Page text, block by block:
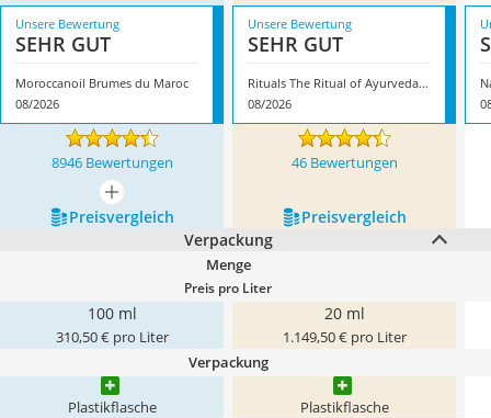
Unsere Bewertung
SEHR GUT
Moroccanoil Brumes du Maroc
08/2026
Unsere Bewertung
SEHR GUT
Rituals The Ritual of Ayurveda Haar & Körperspray
08/2026
8946 Bewertungen 46 Bewertungen
mehr anzeigen
Preis­vergleich
Preis­vergleich
Verpackung
Menge
Preis pro Liter
100 ml
310,50 € pro Liter
20 ml
1.149,50 € pro Liter
Verpackung
Plastikflasche Plastikflasche